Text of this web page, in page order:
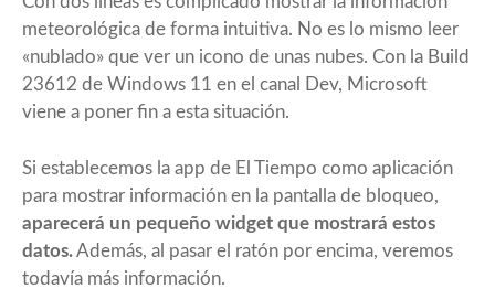
meteorológica de forma intuitiva. No es lo mismo leer
«nublado» que ver un icono de unas nubes. Con la Build
23612 de Windows 11 en el canal Dev, Microsoft
viene a poner fin a esta situación.
Si establecemos la app de El Tiempo como aplicación
para mostrar información en la pantalla de bloqueo,
aparecerá un pequeño widget que mostrará estos
datos.Además, al pasar el ratón por encima, veremos
todavía más información.